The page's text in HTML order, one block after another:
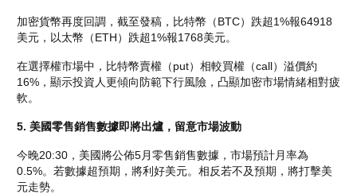
加密貨幣再度回調，截至發稿，比特幣（BTC）跌超1%報64918
美元，以太幣（ETH）跌超1%報1768美元。
在選擇權市場中，比特幣賣權（put）相較買權（call）溢價約
16%，顯示投資人更傾向防範下行風險，凸顯加密市場情緒相對疲
軟。
5. 美國零售銷售數據即將出爐，留意市場波動
今晚20:30，美國將公佈5月零售銷售數據，市場預計月率為
0.5%。若數據超預期，將利好美元。相反若不及預期，將打擊美
元走勢。